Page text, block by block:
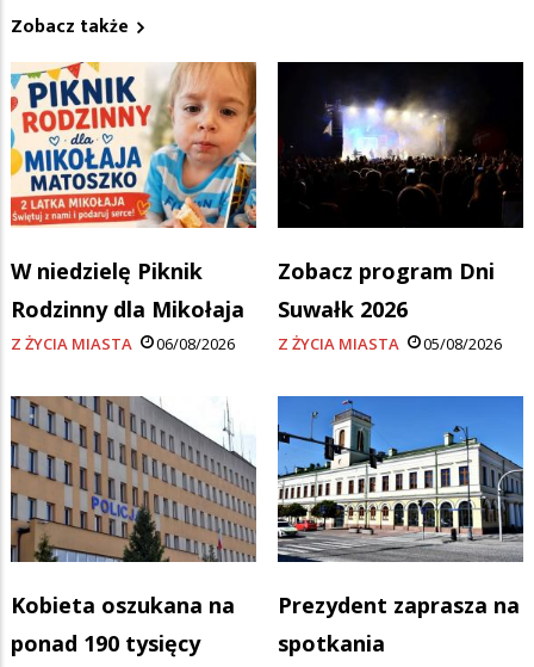
Zobacz także
W niedzielę Piknik
Rodzinny dla Mikołaja
Z ŻYCIA MIASTA 06/08/2026
Zobacz program Dni
Suwałk 2026
Z ŻYCIA MIASTA 05/08/2026
Kobieta oszukana na
ponad 190 tysięcy
Prezydent zaprasza na
spotkania